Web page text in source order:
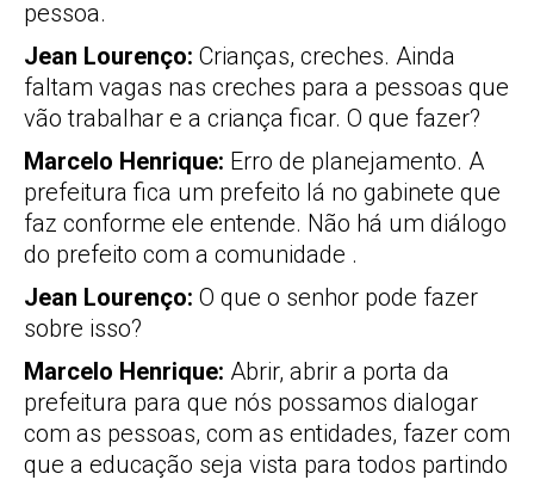
pessoa.
Jean Lourenço: Crianças, creches. Ainda
faltam vagas nas creches para a pessoas que
vão trabalhar e a criança ficar. O que fazer?
Marcelo Henrique: Erro de planejamento. A
prefeitura fica um prefeito lá no gabinete que
faz conforme ele entende. Não há um diálogo
do prefeito com a comunidade .
Jean Lourenço: O que o senhor pode fazer
sobre isso?
Marcelo Henrique: Abrir, abrir a porta da
prefeitura para que nós possamos dialogar
com as pessoas, com as entidades, fazer com
que a educação seja vista para todos partindo